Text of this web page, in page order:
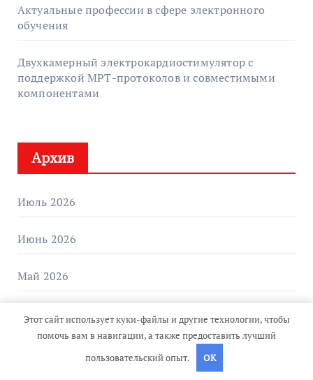
Актуальные профессии в сфере электронного
обучения
Двухкамерный электрокардиостимулятор с
поддержкой МРТ-протоколов и совместимыми
компонентами
Архив
Июль 2026
Июнь 2026
Май 2026
Апрель 2026
Этот сайт использует куки-файлы и другие технологии, чтобы
помочь вам в навигации, а также предоставить лучший
пользовательский опыт.
OK